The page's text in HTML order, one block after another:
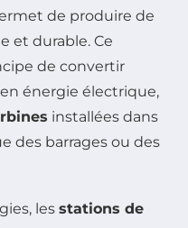
de produire de
et durable. Ce
de convertir
énergie électrique,
installées dans
des barrages ou des
les stations de